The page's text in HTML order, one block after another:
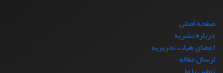
صفحه اصلی
درباره نشریه
اعضای هیات تحریریه
ارسال مقاله